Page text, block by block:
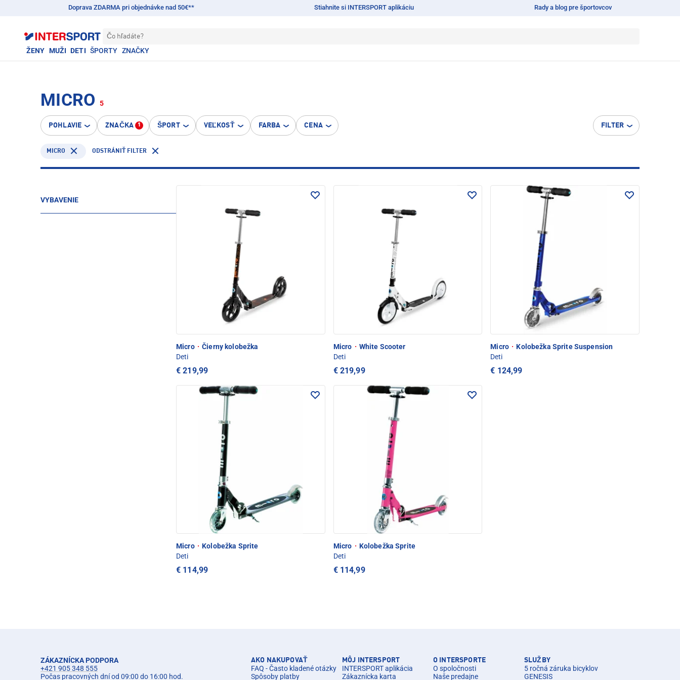
Doprava ZDARMA pri objednávke nad 50€** Stiahnite si INTERSPORT aplikáciu Rady a blog pre športovcov
Čo hľadáte?
ŽENY MUŽI DETI ŠPORTY ZNAČKY
MICRO 5
POHLAVIE ZNAČKA 1 ŠPORT VEĽKOSŤ FARBA CENA FILTER
MICRO ODSTRÁNIŤ FILTER
VYBAVENIE
Micro · Čierny kolobežka
Deti
€ 219,99
Micro · White Scooter
Deti
€ 219,99
Micro · Kolobežka Sprite Suspension
Deti
€ 124,99
Micro · Kolobežka Sprite
Deti
€ 114,99
Micro · Kolobežka Sprite
Deti
€ 114,99
ZÁKAZNÍCKA PODPORA
+421 905 348 555
Počas pracovných dní od 09:00 do 16:00 hod.
AKO NAKUPOVAŤ
FAQ - Často kladené otázky
Spôsoby platby
MÔJ INTERSPORT
INTERSPORT aplikácia
Zákaznícka karta
O INTERSPORTE
O spoločnosti
Naše predajne
SLUŽBY
5 ročná záruka bicyklov
GENESIS